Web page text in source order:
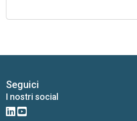
Seguici
I nostri social